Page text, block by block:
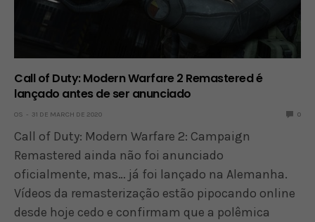
Call of Duty: Modern Warfare 2 Remastered é
lançado antes de ser anunciado
OS 31 DE MARCH DE 2020 0
Call of Duty: Modern Warfare 2: Campaign
Remastered ainda não foi anunciado
oficialmente, mas… já foi lançado na Alemanha.
Vídeos da remasterização estão pipocando online
desde hoje cedo e confirmam que a polêmica